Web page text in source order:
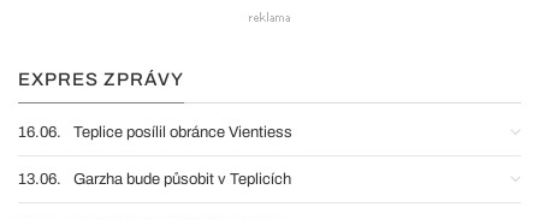
EXPRES ZPRÁVY
16.06. Teplice posílil obránce Vientiess
13.06. Garzha bude působit v Teplicích